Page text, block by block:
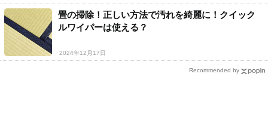
畳の掃除！正しい方法で汚れを綺麗に！クイック
ルワイパーは使える？
2024年12月17日
Recommended by